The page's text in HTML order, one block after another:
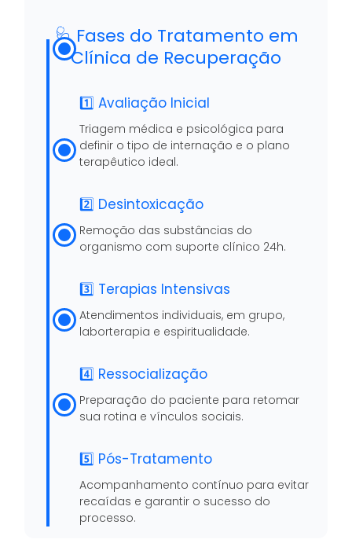
🩺 Fases do Tratamento em
Clínica de Recuperação
1️⃣ Avaliação Inicial
Triagem médica e psicológica para
definir o tipo de internação e o plano
terapêutico ideal.
2️⃣ Desintoxicação
Remoção das substâncias do
organismo com suporte clínico 24h.
3️⃣ Terapias Intensivas
Atendimentos individuais, em grupo,
laborterapia e espiritualidade.
4️⃣ Ressocialização
Preparação do paciente para retomar
sua rotina e vínculos sociais.
5️⃣ Pós-Tratamento
Acompanhamento contínuo para evitar
recaídas e garantir o sucesso do
processo.